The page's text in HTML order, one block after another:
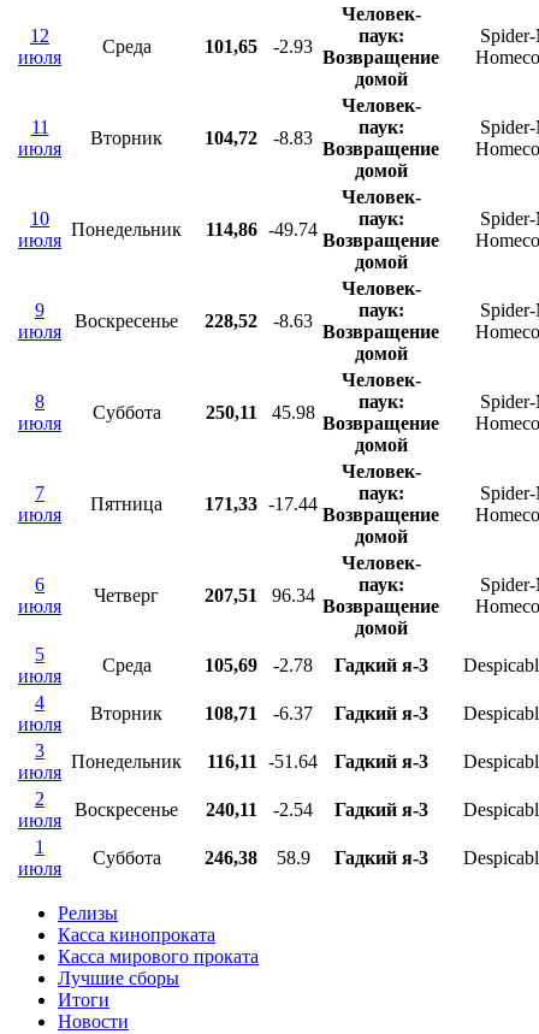
12
июля
Среда 101,65 -2.93
Человек-
паук:
Возвращение
домой
11
июля
Вторник 104,72 -8.83
Человек-
паук:
Возвращение
домой
10
июля
Понедельник 114,86 -49.74
Человек-
паук:
Возвращение
домой
9
июля
Воскресенье 228,52 -8.63
Человек-
паук:
Возвращение
домой
8
июля
Суббота 250,11 45.98
Человек-
паук:
Возвращение
домой
7
июля
Пятница 171,33 -17.44
Человек-
паук:
Возвращение
домой
6
июля
Четверг 207,51 96.34
Человек-
паук:
Возвращение
домой
5
июля
Среда 105,69 -2.78 Гадкий я-3
4
июля
Вторник 108,71 -6.37 Гадкий я-3
3
июля
Понедельник 116,11 -51.64 Гадкий я-3
2
июля
Воскресенье 240,11 -2.54 Гадкий я-3
1
июля
Суббота 246,38 58.9 Гадкий я-3
Релизы
Касса кинопроката
Касса мирового проката
Лучшие сборы
Итоги
Новости